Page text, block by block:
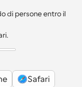
di persone entro il
Safari